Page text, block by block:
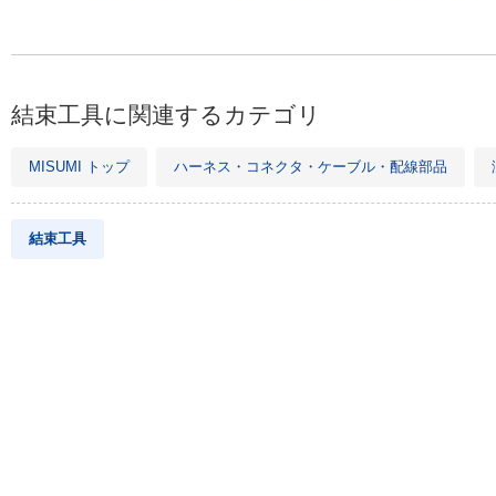
結束工具に関連するカテゴリ
MISUMI トップ ハーネス・コネクタ・ケーブル・配線部品
結束工具